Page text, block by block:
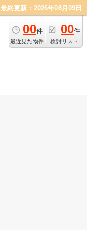
最終更新：2026年08月09日
00件
最近見た物件
00件
検討リスト